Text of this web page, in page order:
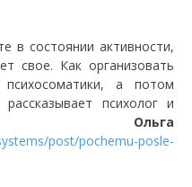
в состоянии активности,
свое. Как организовать
а потом
психолог и
Ольга
post/pochemu-posle-